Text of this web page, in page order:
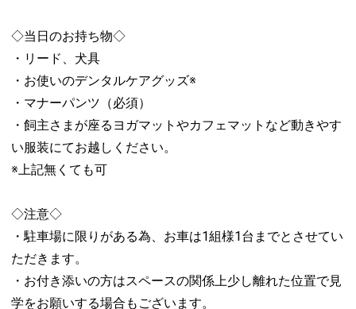
◇当日のお持ち物◇
・リード、犬具
・お使いのデンタルケアグッズ※
・マナーパンツ（必須）
・飼主さまが座るヨガマットやカフェマットなど動きやす
い服装にてお越しください。
※上記無くても可
◇注意◇
・駐車場に限りがある為、お車は1組様1台までとさせてい
ただきます。
・お付き添いの方はスペースの関係上少し離れた位置で見
学をお願いする場合もございます。